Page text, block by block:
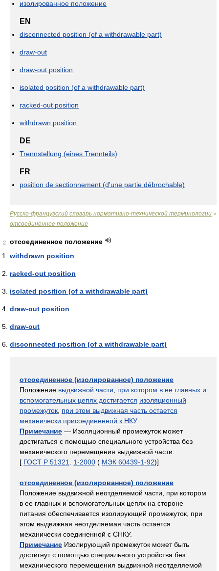
изолированное положение
EN
disconnected position (of a withdrawable part)
draw-out
draw-out position
isolated position (of a withdrawable part)
racked-out position
withdrawn position
DE
Trennstellung (eines Trennteils)
FR
position de sectionnement (d'une partie débrochable)
Русско-французский словарь нормативно-технической терминологии >
отсоединенное положение
2
отсоединенное положение
withdrawn position
racked-out position
isolated position (of a withdrawable part)
draw-out position
draw-out
disconnected position (of a withdrawable part)
отсоединенное (изолированное) положение
Положение выдвижной части, при котором в ее главных и
вспомогательных цепях достигается изоляционный
промежуток, при этом выдвижная часть остается
механически присоединенной к НКУ.
Примечание — Изоляционный промежуток может
достигаться с помощью специального устройства без
механического перемещения выдвижной части.
[ ГОСТ Р 51321. 1-2000 ( МЭК 60439-1-92)]
отсоединенное (изолированное) положение
Положение выдвижной неотделяемой части, при котором
в ее главных и вспомогательных цепях на стороне
питания обеспечивается изолирующий промежуток, при
этом выдвижная неотделяемая часть остается
механически соединенной с СНКУ.
Примечание Изолирующий промежуток может быть
достигнут с помощью специального устройства без
механического перемещения выдвижной неотделяемой